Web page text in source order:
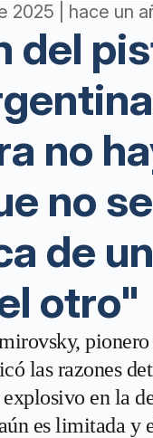
2025 | hace un
del
no
no se
de
otro"
las razones
en la
es limitada y